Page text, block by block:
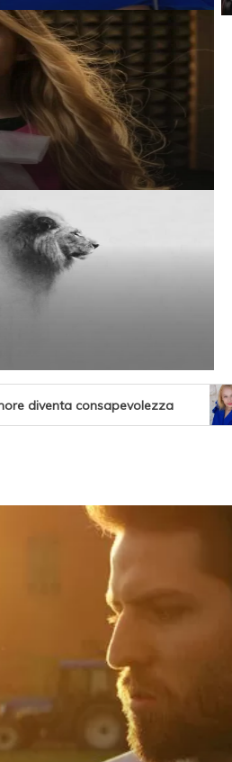
diventa consapevolezza
vita e curiosità partendo da “Che
e in digitale da venerdì 31 luglio
Don Pasquale